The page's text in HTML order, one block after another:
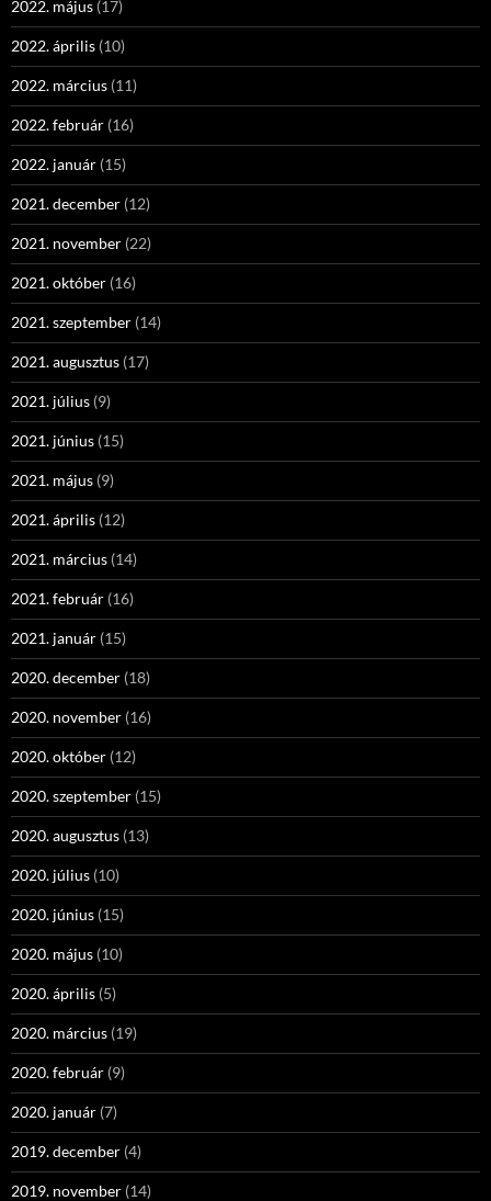
2022. május (17)
2022. április (10)
2022. március (11)
2022. február (16)
2022. január (15)
2021. december (12)
2021. november (22)
2021. október (16)
2021. szeptember (14)
2021. augusztus (17)
2021. július (9)
2021. június (15)
2021. május (9)
2021. április (12)
2021. március (14)
2021. február (16)
2021. január (15)
2020. december (18)
2020. november (16)
2020. október (12)
2020. szeptember (15)
2020. augusztus (13)
2020. július (10)
2020. június (15)
2020. május (10)
2020. április (5)
2020. március (19)
2020. február (9)
2020. január (7)
2019. december (4)
2019. november (14)